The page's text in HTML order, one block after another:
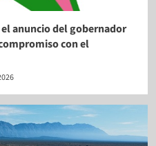
anuncio del gobernador
con el